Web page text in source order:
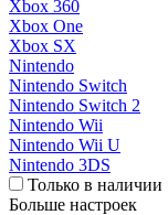
Xbox 360
Xbox One
Xbox SX
Nintendo
Nintendo Switch
Nintendo Switch 2
Nintendo Wii
Nintendo Wii U
Nintendo 3DS
Только в наличии
Больше настроек